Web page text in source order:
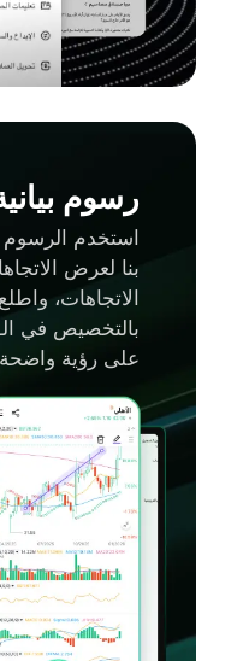
رسوم
استخدم الرسوم
بنا لعرض
الاتجاهات،
بالتخصيص في
على رؤية